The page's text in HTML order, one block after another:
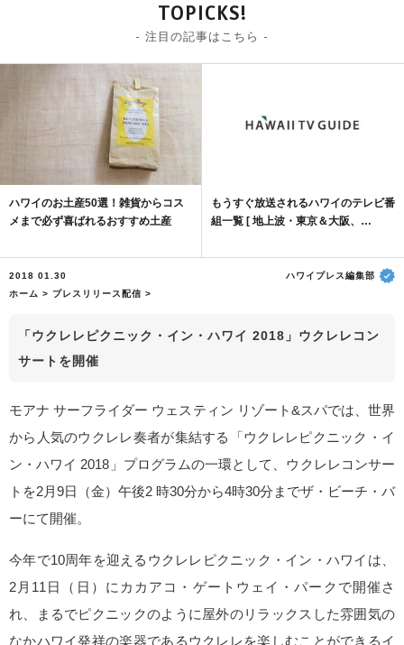
TOPICKS!
- 注目の記事はこちら -
ハワイのお土産50選！雑貨からコス
メまで必ず喜ばれるおすすめ土産
もうすぐ放送されるハワイのテレビ番
組一覧 [ 地上波・東京＆大阪、…
2018 01.30
ハワイプレス編集部
ホーム > プレスリリース配信 >
「ウクレレピクニック・イン・ハワイ 2018」ウクレレコン
サートを開催
モアナ サーフライダー ウェスティン リゾート&スパでは、世界
から人気のウクレレ奏者が集結する「ウクレレピクニック・イ
ン・ハワイ 2018」プログラムの一環として、ウクレレコンサー
トを2月9日（金）午後2 時30分から4時30分までザ・ビーチ・バ
ーにて開催。
今年で10周年を迎えるウクレレピクニック・イン・ハワイは、
2月11日（日）にカカアコ・ゲートウェイ・パークで開催さ
れ、まるでピクニックのように屋外のリラックスした雰囲気の
なかハワイ発祥の楽器であるウクレレを楽しむことができるイ